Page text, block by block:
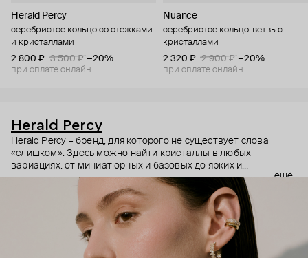
Herald Percy
серебристое кольцо со стежками
и кристаллами
2 800 ₽
3 500 ₽ −20%
при оплате онлайн
Nuance
серебристое кольцо-ветвь с
кристаллами
2 320 ₽
2 900 ₽ −20%
при оплате онлайн
Herald Percy
Herald Percy – бренд, для которого не существует слова
«слишком». Здесь можно найти кристаллы в любых
вариациях: от миниатюрных и базовых до ярких и
массивных, которые сразу становятся главным элементом
образа. Героиня бренда – девушка из мегаполиса, которой
нужно как минимум 25 часов в сутках, чтобы все успеть, и
внушительный арсенал украшений, чтобы, поменяв серьги,
поехать на вечеринку сразу из офиса.
ещё